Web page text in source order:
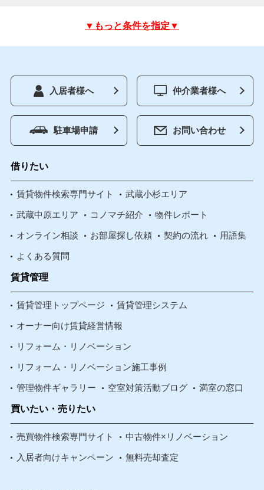
▼もっと条件を指定▼
入居者様へ 仲介業者様へ
駐車場申請 お問い合わせ
借りたい
賃貸物件検索専門サイト 武蔵小杉エリア
武蔵中原エリア コノマチ紹介 物件レポート
オンライン相談 お部屋探し依頼 契約の流れ 用語集
よくある質問
賃貸管理
賃貸管理トップページ 賃貸管理システム
オーナー向け賃貸経営情報
リフォーム・リノベーション
リフォーム・リノベーション施工事例
管理物件ギャラリー 空室対策活動ブログ 満室の窓口
買いたい・売りたい
売買物件検索専門サイト 中古物件×リノベーション
入居者向けキャンペーン 無料売却査定